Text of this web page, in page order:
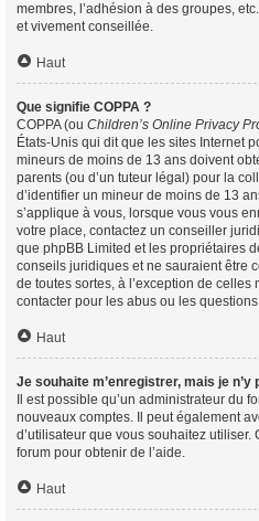
membres, l’adhésion à des groupes,
et vivement conseillée.
Haut
Que signifie COPPA ?
COPPA (ou Children’s Online Privacy
États-Unis qui dit que les sites Internet
mineurs de moins de 13 ans doivent
parents (ou d’un tuteur légal) pour la
d’identifier un mineur de moins de 13
s’applique à vous, lorsque vous vous
votre place, contactez un conseiller
que phpBB Limited et les propriétaires
conseils juridiques et ne sauraient être
de toutes sortes, à l’exception de
contacter pour les abus ou les
Haut
Je souhaite m’enregistrer, mais je n’y
Il est possible qu’un administrateur du
nouveaux comptes. Il peut également
d’utilisateur que vous souhaitez
forum pour obtenir de l’aide.
Haut